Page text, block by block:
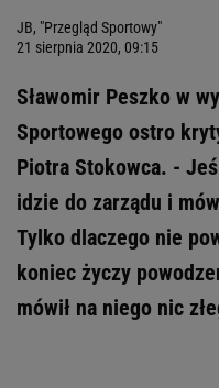
JB, "Przegląd Sportowy"
21 sierpnia 2020, 09:15
Sławomir Peszko w
Sportowego ostro
Piotra Stokowca. -
idzie do zarządu i
Tylko dlaczego nie
koniec życzy
mówił na niego nic